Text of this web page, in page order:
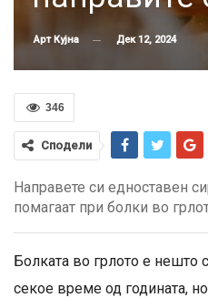
Арт Кујна Дек 12, 2024
346
Сподели
Направете си едноставен
помагаат при болки во
Болката во грлото е нешто
секое време од годината,